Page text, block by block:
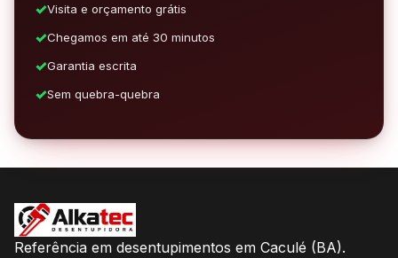
Visita e orçamento grátis
Chegamos em até 30 minutos
Garantia escrita
Sem quebra-quebra
Referência em desentupimentos em Caculé (BA).